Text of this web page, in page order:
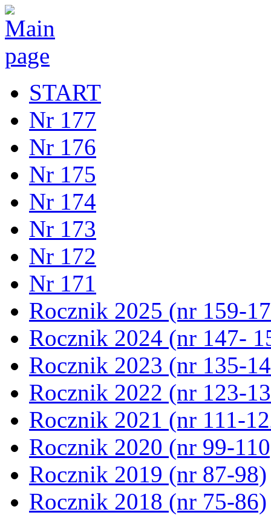
START
Nr 177
Nr 176
Nr 175
Nr 174
Nr 173
Nr 172
Nr 171
Rocznik 2025 (nr 159-
Rocznik 2024 (nr 147-
Rocznik 2023 (nr 135-
Rocznik 2022 (nr 123-
Rocznik 2021 (nr 111-
Rocznik 2020 (nr 99-
Rocznik 2019 (nr 87-98)
Rocznik 2018 (nr 75-86)